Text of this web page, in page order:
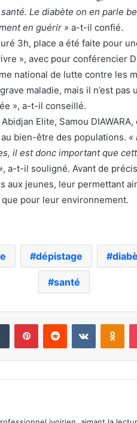
Le diabète on en parle
en guérir » a-t-il confié.
3h, place a été faite pour
», avec pour conférencier
national de lutte contre les
maladie, mais il n’est pas
», a-t-il conseillé.
Elite, Samou
bien-être des populations. «
il est donc important que
, a-t-il souligné. Avant de
jeunes, leur permettant
pour leur environnement.
dépistage
santé
Tumblr PinterestReddit VKontakte